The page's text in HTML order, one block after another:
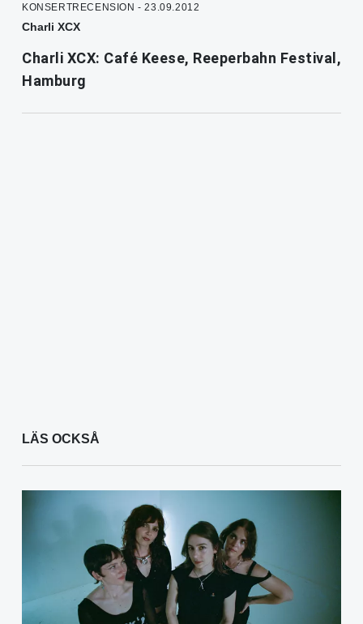
KONSERTRECENSION - 23.09.2012
Charli XCX
Charli XCX: Café Keese, Reeperbahn Festival,
Hamburg
LÄS OCKSÅ